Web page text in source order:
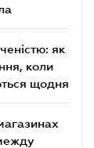
як
коли
щодня